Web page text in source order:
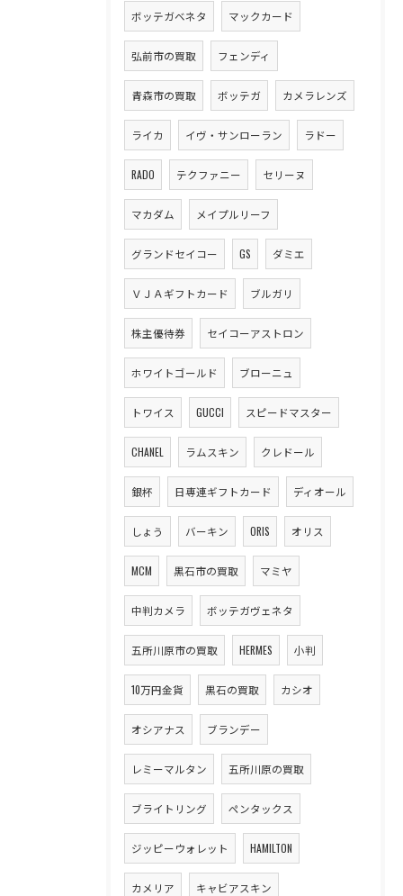
ボッテガベネタ マックカード
弘前市の買取 フェンディ
青森市の買取 ボッテガ カメラレンズ
ライカ イヴ・サンローラン ラドー
RADO テクファニー セリーヌ
マカダム メイプルリーフ
グランドセイコー GS ダミエ
ＶＪＡギフトカード ブルガリ
株主優待券 セイコーアストロン
ホワイトゴールド ブローニュ
トワイス GUCCI スピードマスター
CHANEL ラムスキン クレドール
銀杯 日専連ギフトカード ディオール
しょう バーキン ORIS オリス
MCM 黒石市の買取 マミヤ
中判カメラ ボッテガヴェネタ
五所川原市の買取 HERMES 小判
10万円金貨 黒石の買取 カシオ
オシアナス ブランデー
レミーマルタン 五所川原の買取
ブライトリング ペンタックス
ジッピーウォレット HAMILTON
カメリア キャビアスキン